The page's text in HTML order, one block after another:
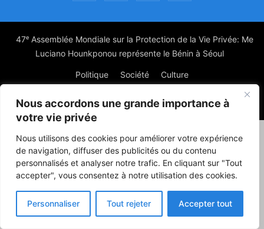
Nous accordons une grande importance à
votre vie privée
Nous utilisons des cookies pour améliorer votre expérience
de navigation, diffuser des publicités ou du contenu
personnalisés et analyser notre trafic. En cliquant sur "Tout
accepter", vous consentez à notre utilisation des cookies.
Personnaliser Tout rejeter Accepter tout
47ᵉ Assemblée Mondiale sur la Protection de la Vie Privée: Me
Luciano Hounkponou représente le Bénin à Séoul
Politique Société Culture
© Powered by digitXplus Francophone